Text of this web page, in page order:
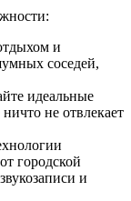
и
соседей,
идеальные
не отвлекает
городской
и